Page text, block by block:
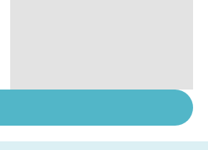
attention, grossesse